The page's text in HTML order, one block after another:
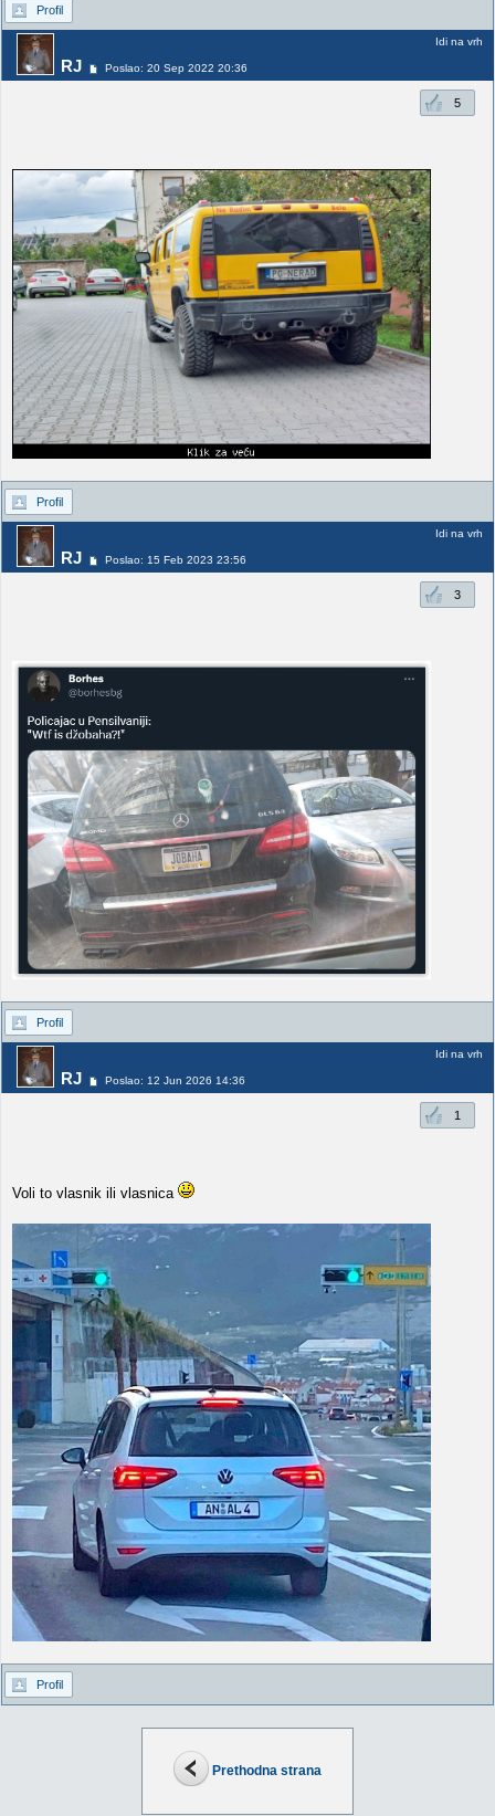
Prethodna strana
Profil
RJ Poslao: 20 Sep 2022 20:36
Idi na vrh
5
Profil
RJ Poslao: 15 Feb 2023 23:56
Idi na vrh
3
Profil
RJ Poslao: 12 Jun 2026 14:36
Idi na vrh
1
Voli to vlasnik ili vlasnica
Profil